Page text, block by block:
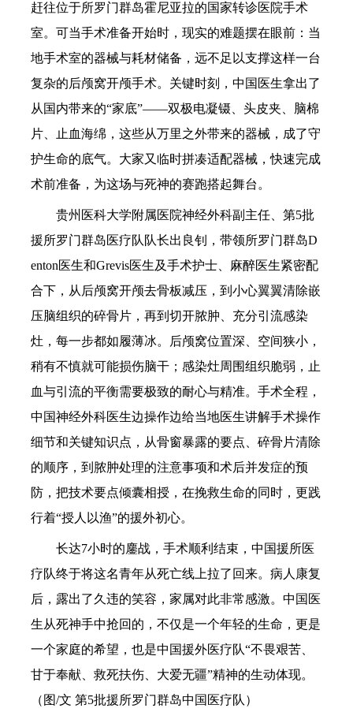
赶往位于所罗门群岛霍尼亚拉的国家转诊医院手术
室。可当手术准备开始时，现实的难题摆在眼前：当
地手术室的器械与耗材储备，远不足以支撑这样一台
复杂的后颅窝开颅手术。关键时刻，中国医生拿出了
从国内带来的“家底”——双极电凝镊、头皮夹、脑棉
片、止血海绵，这些从万里之外带来的器械，成了守
护生命的底气。大家又临时拼凑适配器械，快速完成
术前准备，为这场与死神的赛跑搭起舞台。
贵州医科大学附属医院神经外科副主任、第5批
援所罗门群岛医疗队队长出良钊，带领所罗门群岛D
enton医生和Grevis医生及手术护士、麻醉医生紧密配
合下，从后颅窝开颅去骨板减压，到小心翼翼清除嵌
压脑组织的碎骨片，再到切开脓肿、充分引流感染
灶，每一步都如履薄冰。后颅窝位置深、空间狭小，
稍有不慎就可能损伤脑干；感染灶周围组织脆弱，止
血与引流的平衡需要极致的耐心与精准。手术全程，
中国神经外科医生边操作边给当地医生讲解手术操作
细节和关键知识点，从骨窗暴露的要点、碎骨片清除
的顺序，到脓肿处理的注意事项和术后并发症的预
防，把技术要点倾囊相授，在挽救生命的同时，更践
行着“授人以渔”的援外初心。
长达7小时的鏖战，手术顺利结束，中国援所医
疗队终于将这名青年从死亡线上拉了回来。病人康复
后，露出了久违的笑容，家属对此非常感激。中国医
生从死神手中抢回的，不仅是一个年轻的生命，更是
一个家庭的希望，也是中国援外医疗队“不畏艰苦、
甘于奉献、救死扶伤、大爱无疆”精神的生动体现。
（图/文 第5批援所罗门群岛中国医疗队）